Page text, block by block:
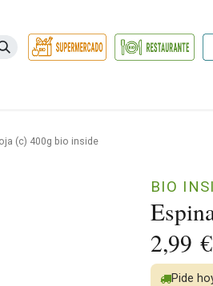
(c) 400g bio inside
BIO
2,99 €
Pide